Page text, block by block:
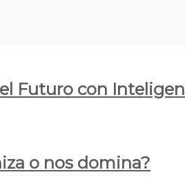
Futuro con
o nos domina?